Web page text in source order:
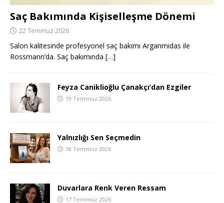
Saç Bakımında Kişiselleşme Dönemi
22 Temmuz 2026
Salon kalitesinde profesyonel saç bakımı Arganmidas ile
Rossmann’da. Saç bakımında […]
Feyza Caniklioğlu Çanakçı’dan Ezgiler
19 Temmuz 2026
Yalnızlığı Sen Seçmedin
18 Temmuz 2026
Duvarlara Renk Veren Ressam
17 Temmuz 2026